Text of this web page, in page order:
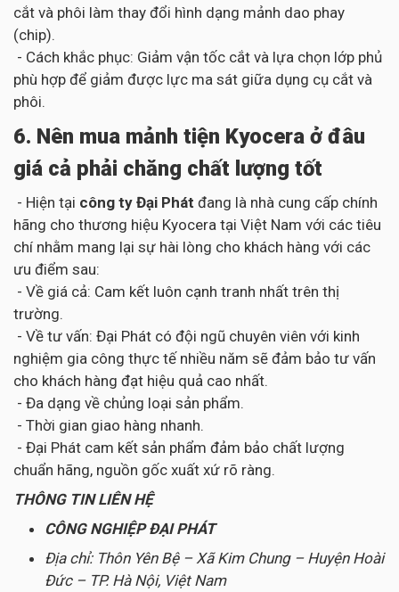
cắt và phôi làm thay đổi hình dạng mảnh dao phay
(chip).
- Cách khắc phục: Giảm vận tốc cắt và lựa chọn lớp phủ
phù hợp để giảm được lực ma sát giữa dụng cụ cắt và
phôi.
6. Nên mua mảnh tiện Kyocera ở đâu
giá cả phải chăng chất lượng tốt
- Hiện tại công ty Đại Phát đang là nhà cung cấp chính
hãng cho thương hiệu Kyocera tại Việt Nam với các tiêu
chí nhằm mang lại sự hài lòng cho khách hàng với các
ưu điểm sau:
- Về giá cả: Cam kết luôn cạnh tranh nhất trên thị
trường.
- Về tư vấn: Đại Phát có đội ngũ chuyên viên với kinh
nghiệm gia công thực tế nhiều năm sẽ đảm bảo tư vấn
cho khách hàng đạt hiệu quả cao nhất.
- Đa dạng về chủng loại sản phẩm.
- Thời gian giao hàng nhanh.
- Đại Phát cam kết sản phẩm đảm bảo chất lượng
chuẩn hãng, nguồn gốc xuất xứ rõ ràng.
THÔNG TIN LIÊN HỆ
CÔNG NGHIỆP ĐẠI PHÁT
Địa chỉ: Thôn Yên Bệ – Xã Kim Chung – Huyện Hoài
Đức – TP. Hà Nội, Việt Nam